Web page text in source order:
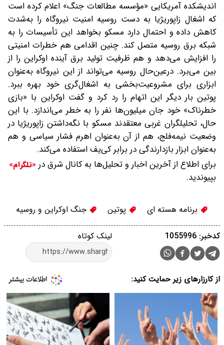
اندیشکده آمریکایی «مؤسسه مطالعات جنگ» اعلام کرده است
که اشغال زاپوریژیا به دست روسیه امنیت نیروگاه را به‌شدت
کاهش داده و احتمال دارد مسکو بخواهد این تأسیسات را به
شبکه برق روسیه متصل کند. چنین اقدامی هم خطرات امنیتی
را افزایش می‌دهد و هم ظرفیت تولید برق آینده اوکراین را از
بین می‌برد. درعین‌حال روسیه می‌تواند از این نیروگاه به‌عنوان
ابزاری برای مشروعیت‌بخشی به اشغال‌گری خود بهره ببرد.
پوتین بار دیگر این اتهام را رد کرد و گفت اوکراین با «بازی
خطرناک» خود جان میلیون‌ها نفر را به خطر می‌اندازد. با این
حال، تحلیلگران غربی معتقدند مسکو با نگه‌داشتن زاپوریژیا در
وضعیت نیمه‌فلج، هم از آن به‌عنوان اهرم فشار سیاسی و هم
به‌عنوان ابزار بازدارندگی در برابر کی‌یف استفاده می‌کند.
برای اطلاع از آخرین اخبار و تحلیل‌ها به کانال شرق در «تلگرام»
بپیوندید.
برنامه هسته ای پوتین جنگ اوکراین و روسیه
لینک کوتاه کدخبر: 1055996
از کارزارهای زیر حمایت کنید: